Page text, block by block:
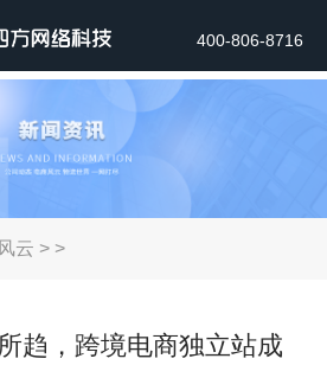
400-806-8716
云 > >
趋，跨境电商独立站成